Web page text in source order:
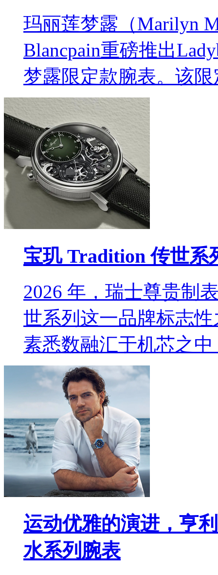
玛丽莲梦露（Marilyn
Blancpain重磅推出
梦露限定款腕表。该限
宝玑 Tradition 传世系
2026 年，瑞士尊贵制
世系列这一品牌标志
素悉数融汇于机芯之中
运动优雅的演进，亨
水系列腕表